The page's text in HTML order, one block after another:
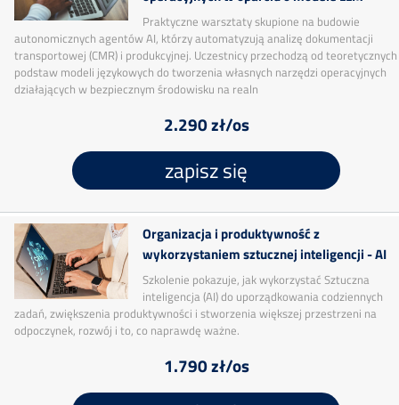
Praktyczne warsztaty skupione na budowie
autonomicznych agentów AI, którzy automatyzują analizę dokumentacji
transportowej (CMR) i produkcyjnej. Uczestnicy przechodzą od teoretycznych
podstaw modeli językowych do tworzenia własnych narzędzi operacyjnych
działających w bezpiecznym środowisku na realn
2.290 zł/os
zapisz się
Organizacja i produktywność z
wykorzystaniem sztucznej inteligencji - AI
Szkolenie pokazuje, jak wykorzystać Sztuczna
inteligencja (AI) do uporządkowania codziennych
zadań, zwiększenia produktywności i stworzenia większej przestrzeni na
odpoczynek, rozwój i to, co naprawdę ważne.
1.790 zł/os